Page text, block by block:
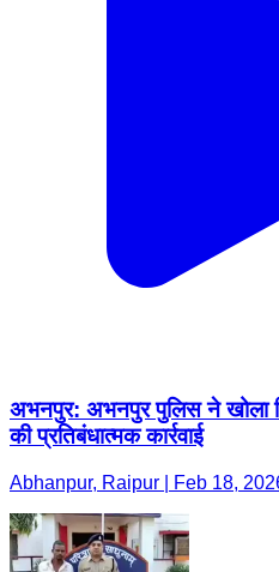
अभनपुर: अभनपुर पुलिस ने खोला
की प्रतिबंधात्मक कार्रवाई
Abhanpur, Raipur | Feb 18,